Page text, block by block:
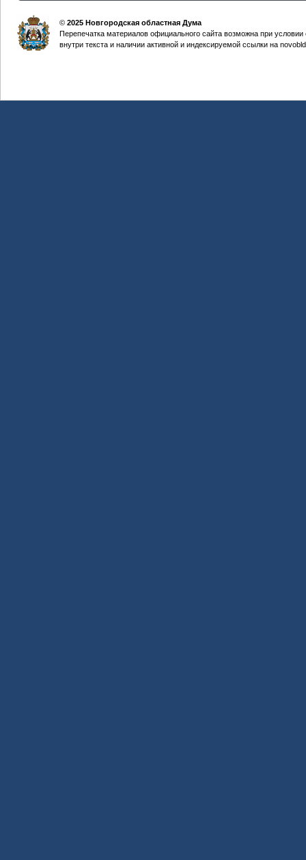
© 2025 Новгородская областная Дума
Перепечатка материалов официального сайта возможна при
внутри текста и наличии активной и индексируемой ссылки на